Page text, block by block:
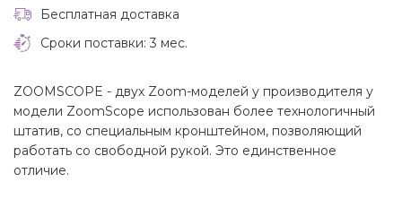
Бесплатная доставка
Сроки поставки: 3 мес.
ZOOMSCOPE - двух Zoom-моделей у производителя у
модели ZoomScope использован более технологичный
штатив, со специальным кронштейном, позволяющий
работать со свободной рукой. Это единственное
отличие.